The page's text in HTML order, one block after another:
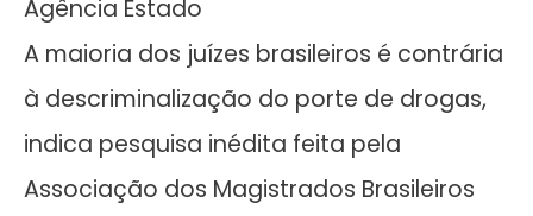
Agência Estado
A maioria dos juízes brasileiros é contrária
à descriminalização do porte de drogas,
indica pesquisa inédita feita pela
Associação dos Magistrados Brasileiros